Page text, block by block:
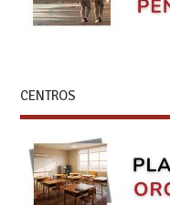
CENTROS